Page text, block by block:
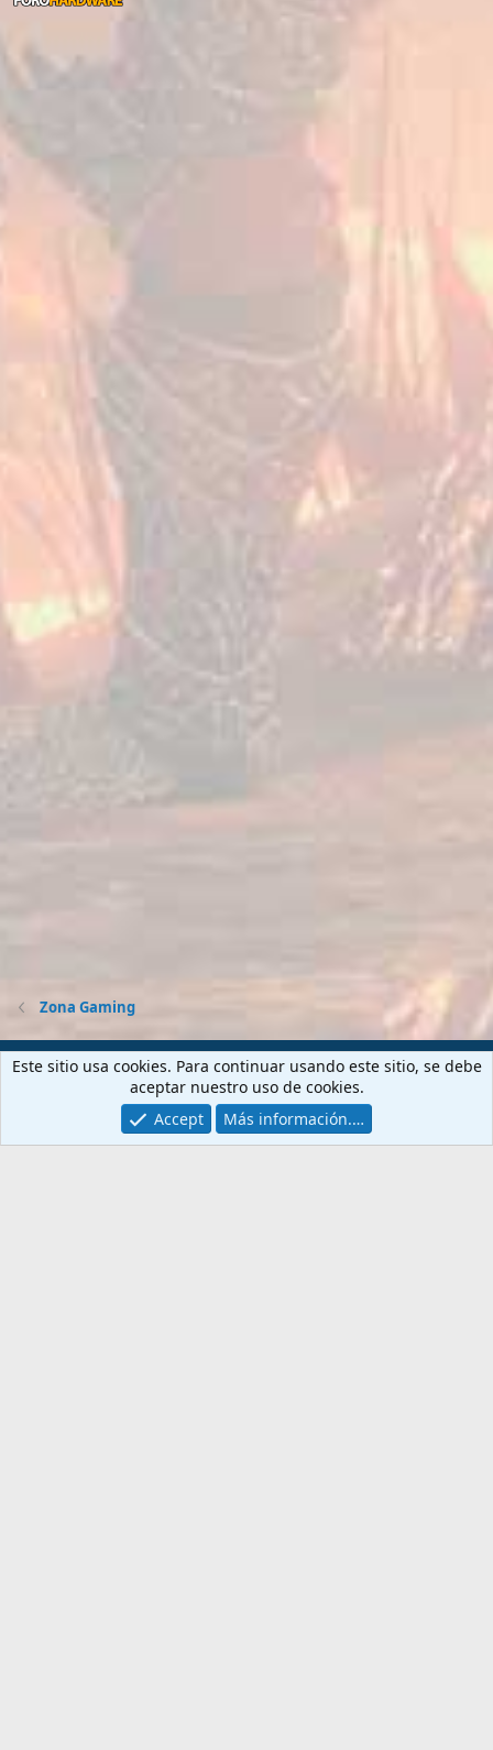
Zona Gaming
Contactarnos Términos y reglas Privacy policy
Ayuda
Community platform by XenForo® © 2010-2026 XenForo Ltd.
Este sitio usa cookies. Para continuar usando este sitio, se debe
aceptar nuestro uso de cookies.
Accept
Más información.…